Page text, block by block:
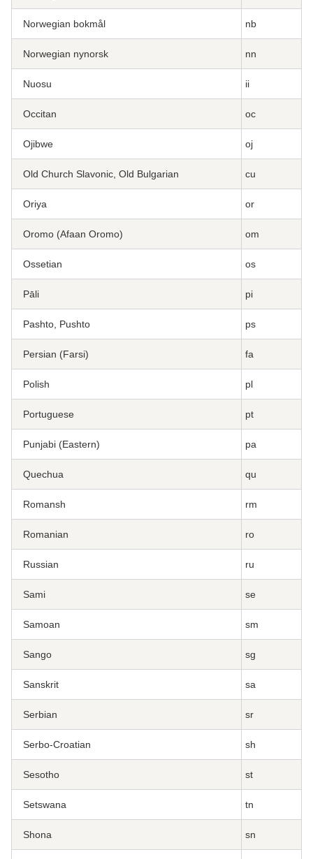
Norwegian bokmål nb
Norwegian nynorsk nn
Nuosu ii
Occitan oc
Ojibwe oj
Old Church Slavonic, Old Bulgarian cu
Oriya or
Oromo (Afaan Oromo) om
Ossetian os
Pāli pi
Pashto, Pushto ps
Persian (Farsi) fa
Polish pl
Portuguese pt
Punjabi (Eastern) pa
Quechua qu
Romansh rm
Romanian ro
Russian ru
Sami se
Samoan sm
Sango sg
Sanskrit sa
Serbian sr
Serbo-Croatian sh
Sesotho st
Setswana tn
Shona sn